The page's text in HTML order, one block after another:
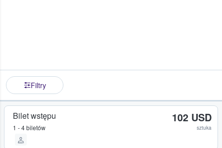
Filtry
Bilet wstępu
1 - 4 biletów
102 USD
sztuka